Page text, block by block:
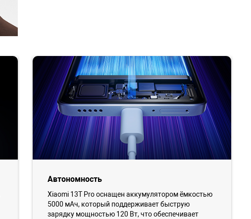
Автономность
Xiaomi 13T Pro оснащен аккумулятором ёмкостью
5000 мАч, который поддерживает быструю
зарядку мощностью 120 Вт, что обеспечивает